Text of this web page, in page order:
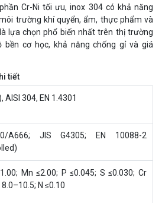
Cr-Ni tối ưu, inox 304 có khả năng
trường khí quyển, ẩm, thực phẩm và
lựa chọn phổ biến nhất trên thị trường
cơ học, khả năng chống gỉ và giá
tiết
AISI 304, EN 1.4301
A666; JIS G4305; EN 10088-2
Mn ≤2.00; P ≤0.045; S ≤0.030; Cr
N ≤0.10